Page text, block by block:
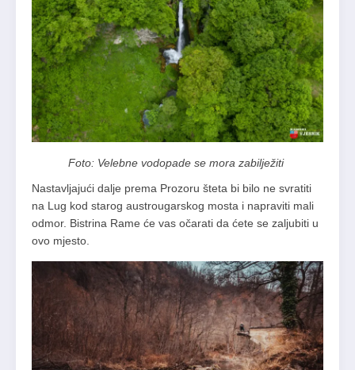
Foto: Velebne vodopade se mora zabilježiti
Nastavljajući dalje prema Prozoru šteta bi bilo ne svratiti
na Lug kod starog austrougarskog mosta i napraviti mali
odmor. Bistrina Rame će vas očarati da ćete se zaljubiti u
ovo mjesto.